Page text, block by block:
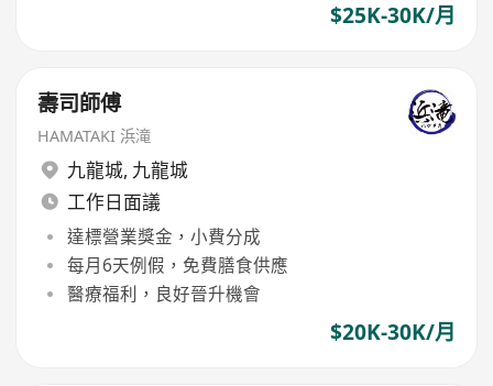
$25K-30K/月
壽司師傅
HAMATAKI 浜滝
九龍城, 九龍城
工作日面議
達標營業獎金，小費分成
每月6天例假，免費膳食供應
醫療福利，良好晉升機會
$20K-30K/月